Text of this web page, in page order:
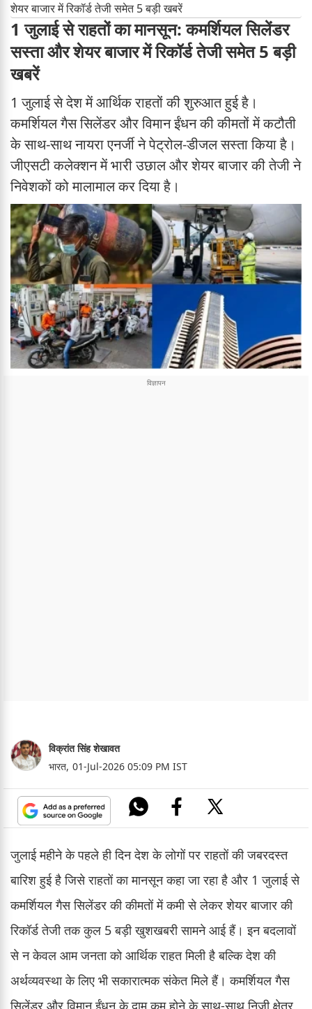
शेयर बाजार में रिकॉर्ड तेजी समेत 5 बड़ी खबरें
1 जुलाई से राहतों का मानसून: कमर्शियल सिलेंडर
सस्ता और शेयर बाजार में रिकॉर्ड तेजी समेत 5 बड़ी
खबरें
1 जुलाई से देश में आर्थिक राहतों की शुरुआत हुई है।
कमर्शियल गैस सिलेंडर और विमान ईंधन की कीमतों में कटौती
के साथ-साथ नायरा एनर्जी ने पेट्रोल-डीजल सस्ता किया है।
जीएसटी कलेक्शन में भारी उछाल और शेयर बाजार की तेजी ने
निवेशकों को मालामाल कर दिया है।
विक्रांत सिंह शेखावत
भारत, 01-Jul-2026 05:09 PM IST
जुलाई महीने के पहले ही दिन देश के लोगों पर राहतों की जबरदस्त
बारिश हुई है जिसे राहतों का मानसून कहा जा रहा है और 1 जुलाई से
कमर्शियल गैस सिलेंडर की कीमतों में कमी से लेकर शेयर बाजार की
रिकॉर्ड तेजी तक कुल 5 बड़ी खुशखबरी सामने आई हैं। इन बदलावों
से न केवल आम जनता को आर्थिक राहत मिली है बल्कि देश की
अर्थव्यवस्था के लिए भी सकारात्मक संकेत मिले हैं। कमर्शियल गैस
सिलेंडर और विमान ईंधन के दाम कम होने के साथ-साथ निजी क्षेत्र